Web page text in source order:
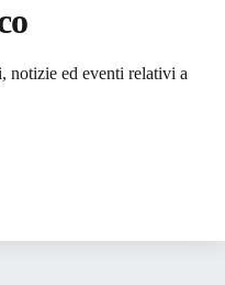
notizie ed eventi relativi a